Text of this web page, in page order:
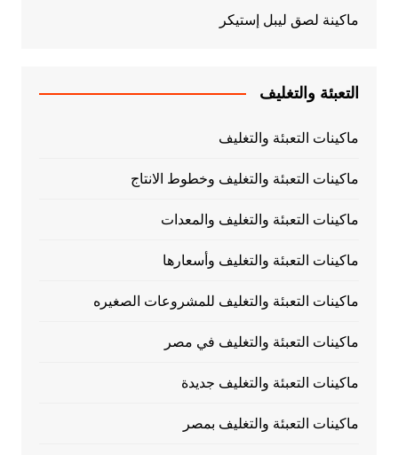
ماكينة لصق ليبل إستيكر
التعبئة والتغليف
ماكينات التعبئة والتغليف
ماكينات التعبئة والتغليف وخطوط الانتاج
ماكينات التعبئة والتغليف والمعدات
ماكينات التعبئة والتغليف وأسعارها
ماكينات التعبئة والتغليف للمشروعات الصغيره
ماكينات التعبئة والتغليف في مصر
ماكينات التعبئة والتغليف جديدة
ماكينات التعبئة والتغليف بمصر